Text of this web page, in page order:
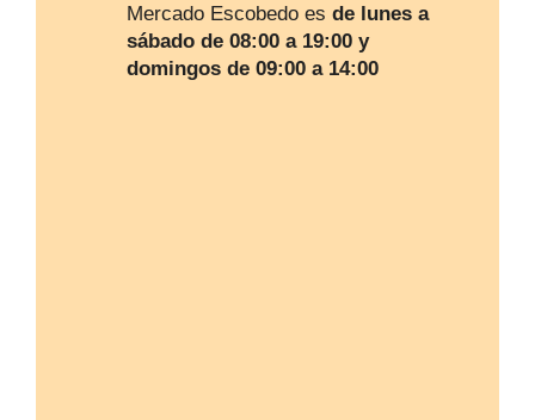
Mercado Escobedo es de lunes a
sábado de 08:00 a 19:00 y
domingos de 09:00 a 14:00